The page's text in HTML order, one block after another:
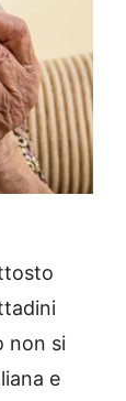
non si
e